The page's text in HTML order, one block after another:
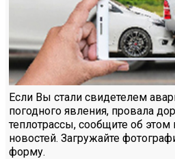
Если Вы стали свидетелем
погодного явления, провала
теплотрассы, сообщите об
новостей. Загружайте
форму.